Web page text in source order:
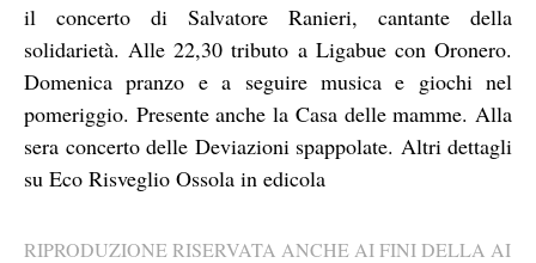
il concerto di Salvatore Ranieri, cantante della
solidarietà. Alle 22,30 tributo a Ligabue con Oronero.
Domenica pranzo e a seguire musica e giochi nel
pomeriggio. Presente anche la Casa delle mamme. Alla
sera concerto delle Deviazioni spappolate. Altri dettagli
su Eco Risveglio Ossola in edicola
RIPRODUZIONE RISERVATA ANCHE AI FINI DELLA AI